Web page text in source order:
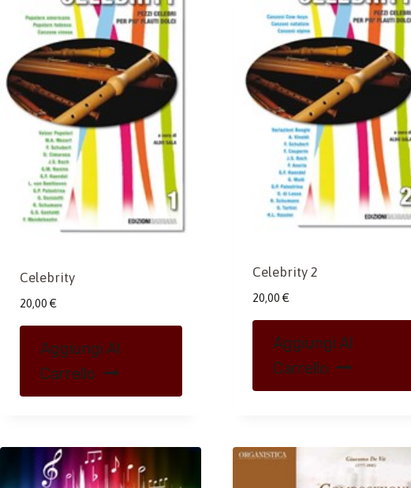
Celebrity
20,00 €
Aggiungi Al
Carrello
Celebrity 2
20,00 €
Aggiungi Al
Carrello